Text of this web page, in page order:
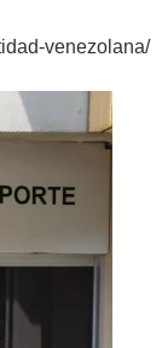
venezolana/